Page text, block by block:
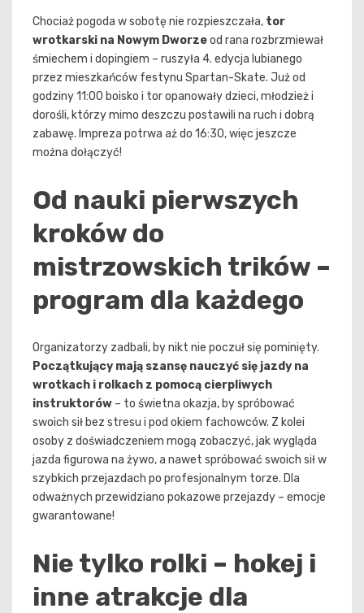
Chociaż pogoda w sobotę nie rozpieszczała, tor
wrotkarski na Nowym Dworzeod rana rozbrzmiewał
śmiechem i dopingiem – ruszyła 4. edycja lubianego
przez mieszkańców festynu Spartan-Skate. Już od
godziny 11:00 boisko i tor opanowały dzieci, młodzież i
dorośli, którzy mimo deszczu postawili na ruch i dobrą
zabawę. Impreza potrwa aż do 16:30, więc jeszcze
można dołączyć!
Od nauki pierwszych
kroków do
mistrzowskich trików –
program dla każdego
Organizatorzy zadbali, by nikt nie poczuł się pominięty.
Początkujący mają szansę nauczyć się jazdy na
wrotkach i rolkach z pomocą cierpliwych
instruktorów – to świetna okazja, by spróbować
swoich sił bez stresu i pod okiem fachowców. Z kolei
osoby z doświadczeniem mogą zobaczyć, jak wygląda
jazda figurowa na żywo, a nawet spróbować swoich sił w
szybkich przejazdach po profesjonalnym torze. Dla
odważnych przewidziano pokazowe przejazdy – emocje
gwarantowane!
Nie tylko rolki – hokej i
inne atrakcje dla